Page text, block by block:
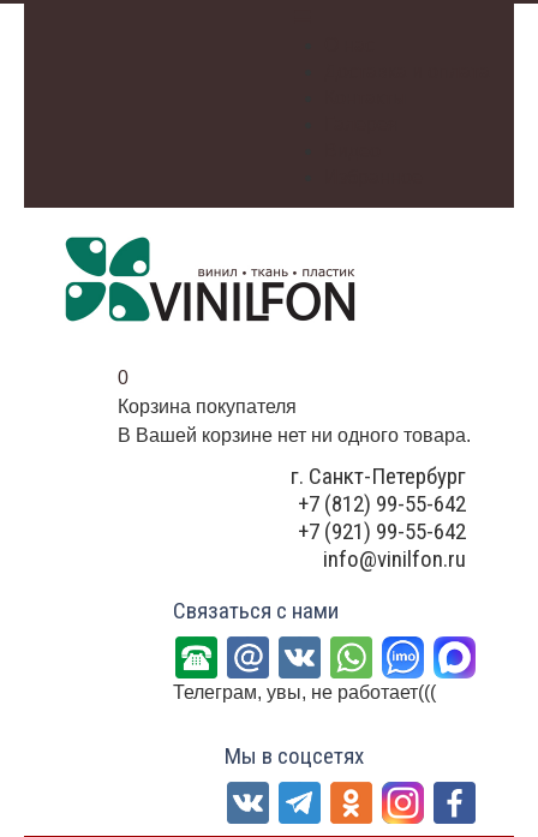
0
Корзина покупателя
В Вашей корзине нет ни одного товара.
г. Санкт-Петербург
+7 (812) 99-55-642
+7 (921) 99-55-642
info@vinilfon.ru
Связаться с нами
Телеграм, увы, не работает(((
Мы в соцсетях